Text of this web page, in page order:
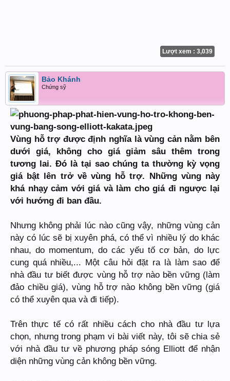
Lượt xem : 3,039
Bảo Khánh
Chứng sỹ
Vùng hỗ trợ được định nghĩa là vùng cản nằm bên
dưới giá, không cho giá giảm sâu thêm trong
tương lai. Đó là tại sao chúng ta thường kỳ vọng
giá bật lên trở về vùng hỗ trợ. Những vùng này
khá nhạy cảm với giá và làm cho giá đi ngược lại
với hướng đi ban đầu.
Nhưng không phải lúc nào cũng vậy, những vùng cản
này có lúc sẽ bị xuyên phá, có thể vì nhiều lý do khác
nhau, do momentum, do các yếu tố cơ bản, do lực
cung quá nhiều,... Một câu hỏi đặt ra là làm sao để
nhà đầu tư biết được vùng hỗ trợ nào bền vững (làm
đảo chiều giá), vùng hỗ trợ nào không bền vững (giá
có thể xuyên qua và đi tiếp).
Trên thực tế có rất nhiều cách cho nhà đầu tư lựa
chọn, nhưng trong phạm vi bài viết này, tôi sẽ chia sẻ
với nhà đầu tư về phương pháp sóng Elliott để nhận
diện những vùng cản không bền vững.